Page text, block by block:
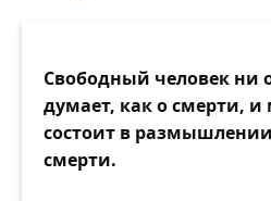
А вы, друзья, когда,
Едва дыша, в
Скажу я вам: «О други! я
Свободный человек ни
думает, как о смерти, и
состоит в
смерти.